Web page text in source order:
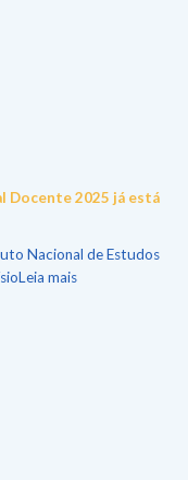
Docente 2025 já está
Nacional de Estudos
mais